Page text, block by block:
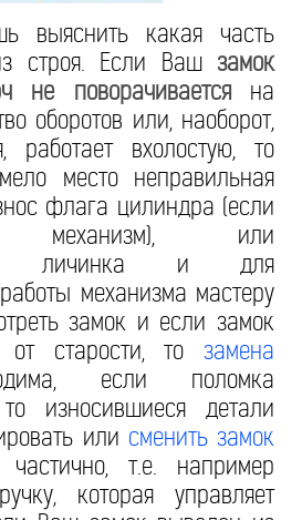
выяснить какая часть
строя. Если Ваш замок
не поворачиваетсяна
оборотов или, наоборот,
работает вхолостую, то
место неправильная
флага цилиндра (если
механизм), или
личинка и для
механизма мастеру
замок и если замок
от старости, то замена
если поломка
то износившиеся детали
или сменить замок
т.е. например
которая управляет